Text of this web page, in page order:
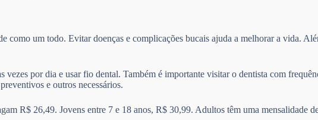
como um todo. Evitar doenças e complicações bucais ajuda a melhorar a vida.
por dia e usar fio dental. Também é importante visitar o dentista com
e outros necessários.
R$ 26,49. Jovens entre 7 e 18 anos, R$ 30,99. Adultos têm uma mensalidade